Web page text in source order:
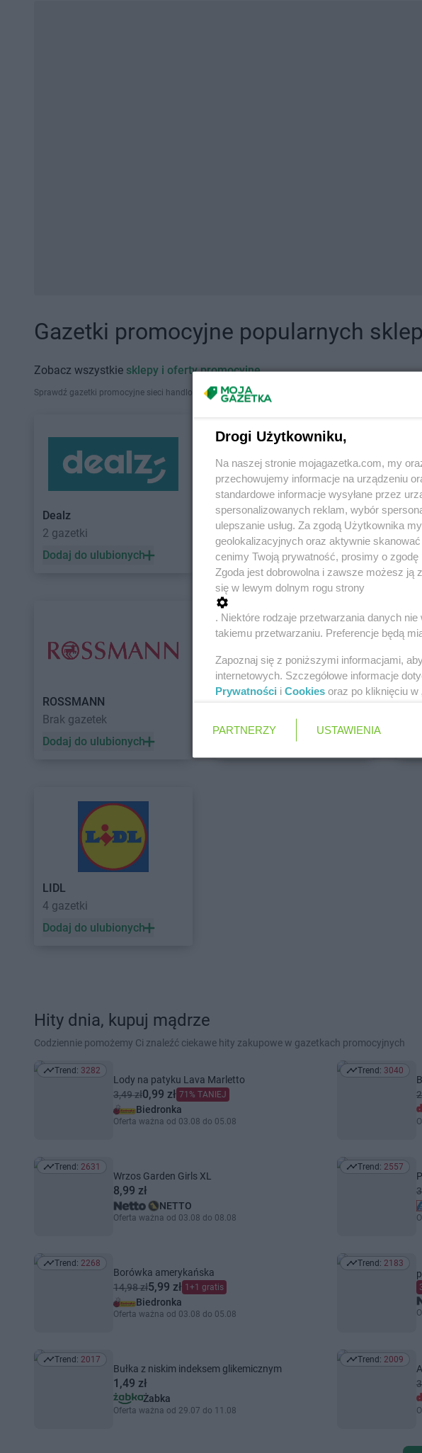
Gazetki promocyjne popularnych
Zobacz wszystkie sklepy i oferty promocyjne
Sprawdź gazetki promocyjne sieci handlowych, które działają w Polsce. Znajdziesz tutaj sklepy
Dealz
2 gazetki
Dodaj do ulubionych
POLOmarket
10 gazetek
Dodaj do ulubionych
ROSSMANN
Brak gazetek
Dodaj do ulubionych
Auchan
Dodaj do ulubionych
LIDL
4 gazetki
Dodaj do ulubionych
Hity dnia, kupuj mądrze
Codziennie pomożemy Ci znaleźć ciekawe hity zakupowe w gazetkach promocyjnych
Trend: 3282
Trend: 3282
Lody na patyku Lava Marletto
3,49 zł0,99 zł 71% TANIEJ
Biedronka
Oferta ważna od 03.08 do 05.08
Trend: 3040
Trend: 3040
Trend: 2631
Trend: 2631
Wrzos Garden Girls XL
8,99 zł
NETTO
Oferta ważna od 03.08 do 08.08
Trend: 2557
Trend: 2557
Trend: 2268
Trend: 2268
Borówka amerykańska
14,98 zł5,99 zł 1+1 gratis
Biedronka
Oferta ważna od 03.08 do 05.08
Trend: 2183
Trend: 2183
Trend: 2017
Trend: 2017
Bułka z niskim indeksem glikemicznym
1,49 zł
Żabka
Oferta ważna od 29.07 do 11.08
Trend: 2009
Trend: 2009
Drogi Użytkowniku,
Na naszej stronie mojagazetka.com, my
przechowujemy informacje na urządzeniu
standardowe informacje wysyłane przez
spersonalizowanych reklam, wybór
ulepszanie usług. Za zgodą Użytkownika
geolokalizacyjnych oraz aktywnie
cenimy Twoją prywatność, prosimy o zgodę
Zgoda jest dobrowolna i zawsze możesz
się w lewym dolnym rogu strony
. Niektóre rodzaje przetwarzania danych
takiemu przetwarzaniu. Preferencje będą
Zapoznaj się z poniższymi informacjami,
internetowych. Szczegółowe informacje
Prywatności i Cookies oraz po kliknięciu w
PARTNERZY USTAWIENIA